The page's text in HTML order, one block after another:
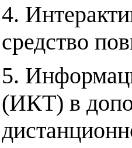
4.
средство
5.
(ИКТ) в